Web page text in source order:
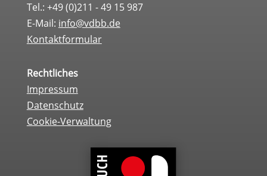
Tel.: +49 (0)211 - 49 15 987
E-Mail: info@vdbb.de
Kontaktformular
Rechtliches
Impressum
Datenschutz
Cookie-Verwaltung